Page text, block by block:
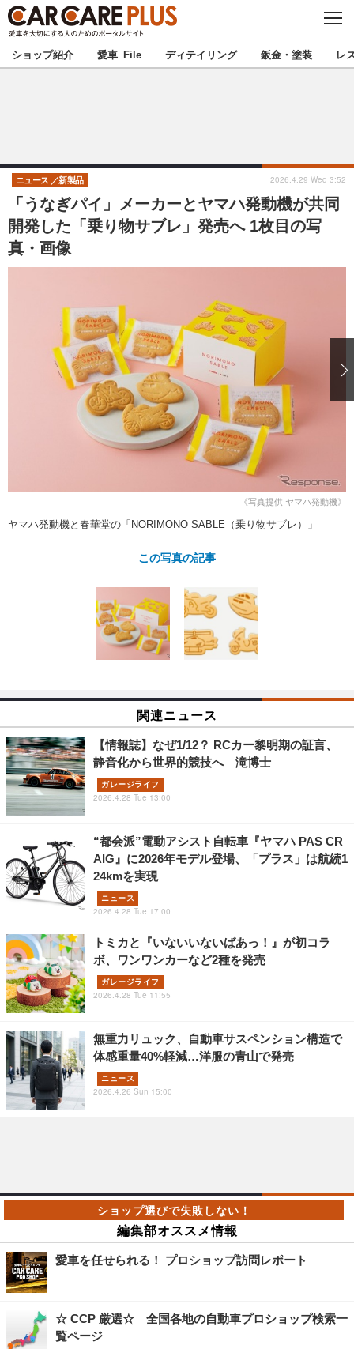
C
S
E
★カーケアプラス認定★ 厳選プロショップを地域から探す
甲信越 北陸
東海 関西
中国
注目の記事
ショップレポート 愛車 File
自動車豆知識 ストップ！不具合修理＆粗悪修理
鈑金・塗装
ディテイリング
ディテイリング 洗車
ヘッドライト磨き コーティング
フィルム・ラッピング
鈑金・塗装
小キズ直し 防錆
ストップ 不具合修理＆粗悪修理
カーメーカー「旧車」関連プロジェ
クト
ショップレポート プロショップ検索
レストア
カーメーカー「旧車」関連プロジ
コラム
イベント
ショップ紹介 愛車 File ディテイリング 鈑金・塗装 レ
「うなぎパイ」メーカーとヤマハ発動機が共同
開発した「乗り物サブレ」発売へ 1枚目の写
真・画像
ニュース 新製品 2026.4.29 Wed 3:52
《写真提供 ヤマハ発動機》
ヤマハ発動機と春華堂の「NORIMONO SABLE（乗り物サブレ）」
この写真の記事
関連ニュース
【情報誌】なぜ1/12？ RCカー黎明期の証言、
静音化から世界的競技へ 滝博士
ガレージライフ
2026.4.28 Tue 13:00
“都会派”電動アシスト自転車『ヤマハ PAS CR
AIG』に2026年モデル登場、「プラス」は航続1
24kmを実現
ニュース
2026.4.28 Tue 17:00
トミカと『いないいないばあっ！』が初コラ
ボ、ワンワンカーなど2種を発売
ガレージライフ
2026.4.28 Tue 11:55
無重力リュック、自動車サスペンション構造で
体感重量40%軽減…洋服の青山で発売
ニュース
2026.4.26 Sun 15:00
編集部オススメ情報
愛車を任せられる！ プロショップ訪問レポート
☆ CCP 厳選☆ 全国各地の自動車プロショップ検索一
覧ページ